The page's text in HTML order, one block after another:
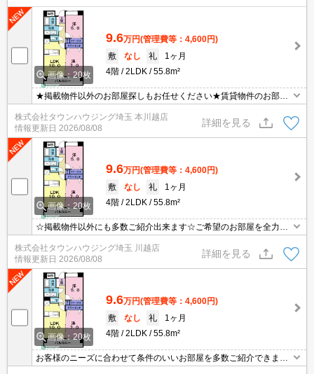
画像：20枚
9.6万円(管理費等：4,600円)
敷
なし 礼
1ヶ月
4階
2LDK 55.8m²
★掲載物件以外のお部屋探しもお任せください★賃貸物件のお部屋
探しはタウンハウジングへ★
株式会社タウンハウジング埼玉 本川越店
情報更新日 2026/08/08
詳細を見る
画像：20枚
9.6万円(管理費等：4,600円)
敷
なし 礼
1ヶ月
4階
2LDK 55.8m²
☆掲載物件以外にも多数ご紹介出来ます☆ご希望のお部屋を全力で
お探しさせて頂きます♪
株式会社タウンハウジング埼玉 川越店
情報更新日 2026/08/08
詳細を見る
画像：20枚
9.6万円(管理費等：4,600円)
敷
なし 礼
1ヶ月
4階
2LDK 55.8m²
お客様のニーズに合わせて条件のいいお部屋を多数ご紹介できます♪
情報数No.1のタウンハウジングまで是非お問い合わせください！